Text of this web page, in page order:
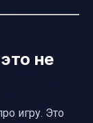
не
игру. Это